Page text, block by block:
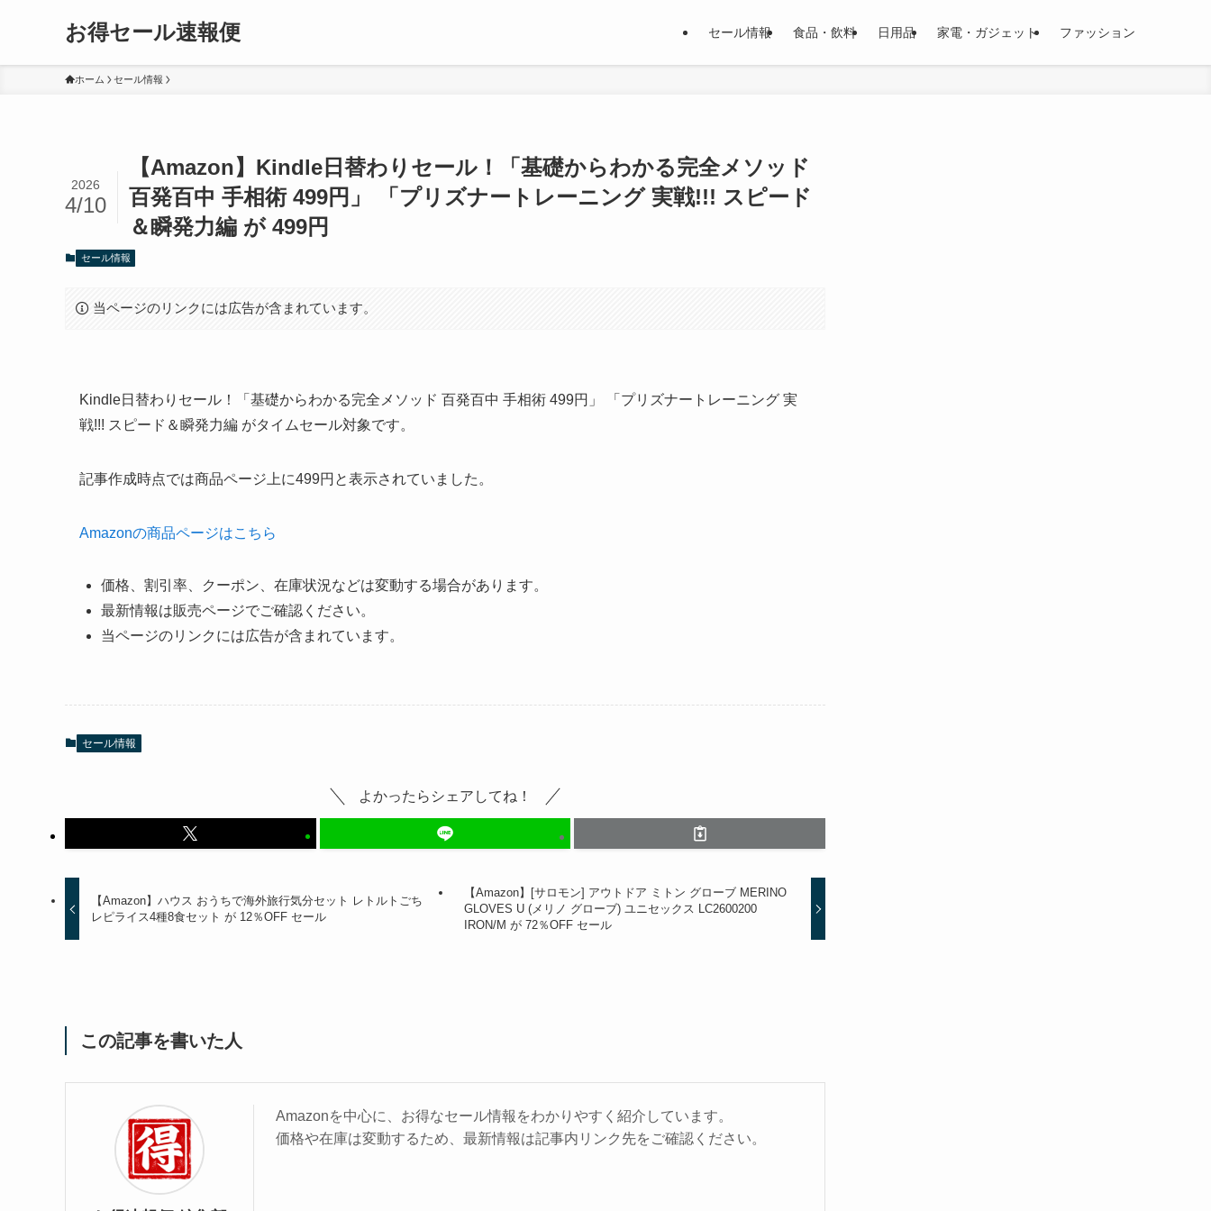
お得セール速報便 セール情報 食品・飲料 日用品 家電・ガジェット ファッション
ホーム セール情報
【Amazon】Kindle日替わりセール！「基礎からわかる完全メソッド
百発百中 手相術 499円」 「プリズナートレーニング 実戦!!! スピード
＆瞬発力編 が 499円
2026
4/10
セール情報
当ページのリンクには広告が含まれています。
Kindle日替わりセール！「基礎からわかる完全メソッド 百発百中 手相術 499円」 「プリズナートレーニング 実
戦!!! スピード＆瞬発力編 がタイムセール対象です。
記事作成時点では商品ページ上に499円と表示されていました。
Amazonの商品ページはこちら
価格、割引率、クーポン、在庫状況などは変動する場合があります。
最新情報は販売ページでご確認ください。
当ページのリンクには広告が含まれています。
セール情報
よかったらシェアしてね！
【Amazon】ハウス おうちで海外旅行気分セット レトルトごち
レピライス4種8食セット が 12％OFF セール
【Amazon】[サロモン] アウトドア ミトン グローブ MERINO
GLOVES U (メリノ グローブ) ユニセックス LC2600200
IRON/M が 72％OFF セール
この記事を書いた人
Amazonを中心に、お得なセール情報をわかりやすく紹介しています。
価格や在庫は変動するため、最新情報は記事内リンク先をご確認ください。